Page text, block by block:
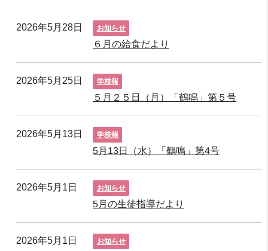
2026年5月28日 お知らせ
６月の給食だより
2026年5月25日 学校報
５月２５日（月）「鶴鳴」第５号
2026年5月13日 学校報
5月13日（水）「鶴鳴」第4号
2026年5月1日 お知らせ
5月の生徒指導だより
2026年5月1日 お知らせ